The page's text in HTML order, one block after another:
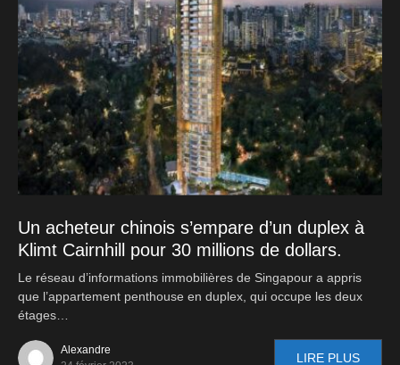
Un acheteur chinois s’empare d’un duplex à
Klimt Cairnhill pour 30 millions de dollars.
Le réseau d’informations immobilières de Singapour a appris
que l’appartement penthouse en duplex, qui occupe les deux
étages…
Alexandre
LIRE PLUS